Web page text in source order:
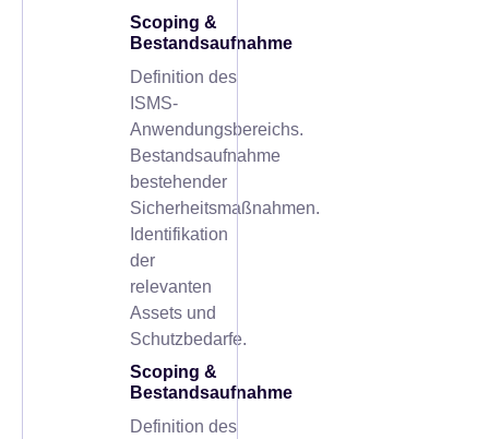
Scoping &
Bestandsaufnahme
Definition des
ISMS-
Anwendungsbereichs.
Bestandsaufnahme
bestehender
Sicherheitsmaßnahmen.
Identifikation
der
relevanten
Assets und
Schutzbedarfe.
Scoping &
Bestandsaufnahme
Definition des